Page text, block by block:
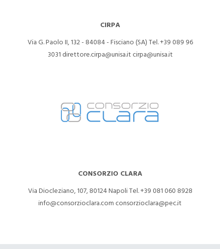
CIRPA
Via G. Paolo II, 132 - 84084 - Fisciano (SA)Tel. +39 089 96
3031 direttore.cirpa@unisa.it cirpa@unisa.it
CONSORZIO CLARA
Via Diocleziano, 107, 80124 NapoliTel. +39 081 060 8928
info@consorzioclara.com consorzioclara@pec.it